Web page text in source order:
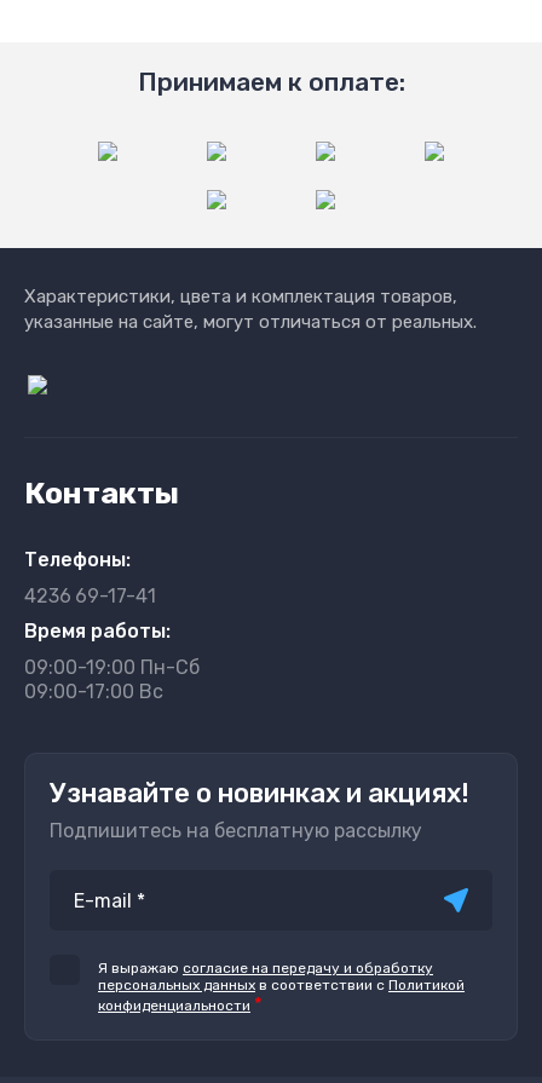
Принимаем к оплате:
Характеристики, цвета и комплектация товаров,
указанные на сайте, могут отличаться от реальных.
Контакты
Телефоны:
4236 69-17-41
Время работы:
09:00-19:00 Пн-Сб
09:00-17:00 Вс
Узнавайте о новинках и акциях!
Подпишитесь на бесплатную рассылку
Я выражаю согласие на передачу и обработку
персональных данных в соответствии с Политикой
конфиденциальности *